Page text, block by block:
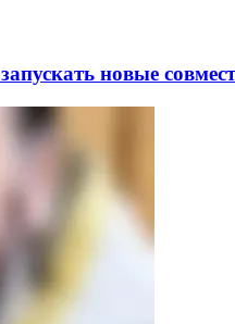
новые